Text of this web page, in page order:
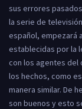
sus errores
la serie de
español, empezará
establecidas por la
con los agentes del
los hechos, como
manera similar. De
son buenos y esto